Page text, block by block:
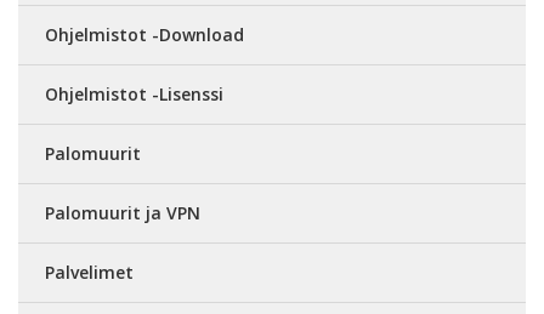
Ohjelmistot -Download
Ohjelmistot -Lisenssi
Palomuurit
Palomuurit ja VPN
Palvelimet